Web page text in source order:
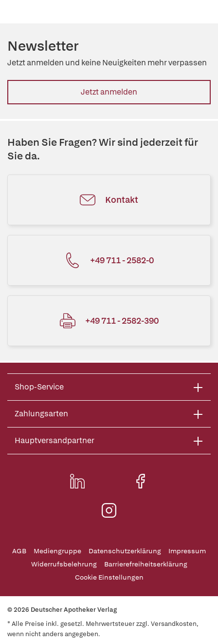
Newsletter
Jetzt anmelden und keine Neuigkeiten mehr verpassen
Jetzt anmelden
Haben Sie Fragen? Wir sind jederzeit für
Sie da.
Kontakt
+49 711 - 2582-0
+49 711 - 2582-390
Shop-Service
Zahlungsarten
Hauptversandpartner
AGB Mediengruppe Datenschutzerklärung
Impressum
Widerrufsbelehrung
Barrierefreiheitserklärung
Cookie Einstellungen
© 2026 Deutscher Apotheker Verlag
* Alle Preise inkl. gesetzl. Mehrwertsteuer zzgl. Versandkosten,
wenn nicht anders angegeben.